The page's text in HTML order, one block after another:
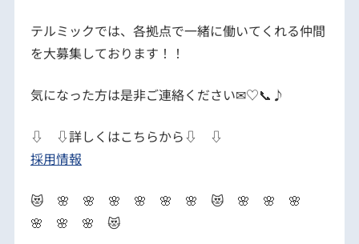
テルミックでは、各拠点で一緒に働いてくれる仲間
を大募集しております！！
気になった方は是非ご連絡ください✉♡📞♪
⇩ ⇩詳しくはこちらから⇩ ⇩
採用情報
😻 🌸 🌸 🌸 🌸 🌸 🌸 😻 🌸 🌸 🌸
🌸 🌸 🌸 😻